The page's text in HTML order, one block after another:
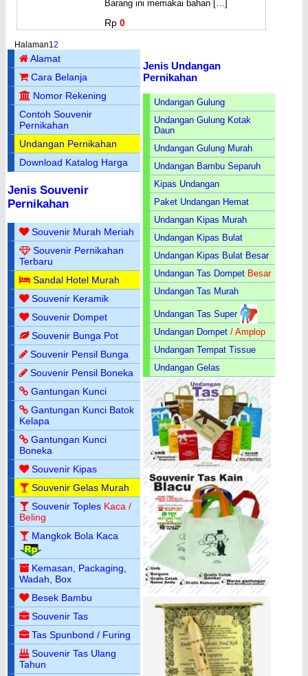
Barang ini memakai bahan […]
Rp 0
Halaman12
Alamat
Cara Belanja
Nomor Rekening
Contoh Souvenir
Pernikahan
Undangan Pernikahan
Download Katalog Harga
Jenis Souvenir
Pernikahan
Souvenir Murah Meriah
Souvenir Pernikahan
Terbaru
Sandal Hotel Murah
Souvenir Keramik
Souvenir Dompet
Souvenir Bunga Pot
Souvenir Pensil Bunga
Souvenir Pensil Boneka
Gantungan Kunci
Gantungan Kunci Batok
Kelapa
Gantungan Kunci
Boneka
Souvenir Kipas
Souvenir Gelas Murah
Souvenir Toples Kaca /
Beling
Mangkok Bola Kaca
Kemasan, Packaging,
Wadah, Box
Besek Bambu
Souvenir Tas
Tas Spunbond / Furing
Souvenir Tas Ulang
Tahun
Jenis Undangan
Pernikahan
Undangan Gulung
Undangan Gulung Kotak
Daun
Undangan Gulung Murah
Undangan Bambu Separuh
Kipas Undangan
Paket Undangan Hemat
Undangan Kipas Murah
Undangan Kipas Bulat
Undangan Kipas Bulat Besar
Undangan Tas Dompet Besar
Undangan Tas Murah
Undangan Tas Super
Undangan Dompet / Amplop
Undangan Tempat Tissue
Undangan Gelas